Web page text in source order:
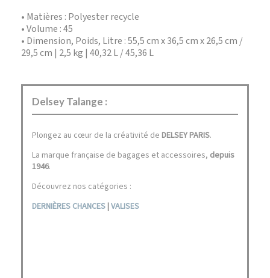
• Matières : Polyester recycle
• Volume : 45
• Dimension, Poids, Litre : 55,5 cm x 36,5 cm x 26,5 cm /
29,5 cm | 2,5 kg | 40,32 L / 45,36 L
Delsey Talange :
Plongez au cœur de la créativité de DELSEY PARIS.
La marque française de bagages et accessoires, depuis
1946.
Découvrez nos catégories :
DERNIÈRES CHANCES |VALISES